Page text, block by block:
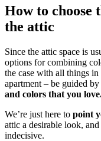
How to choose
the attic
Since the attic space is
options for combining
the case with all things
apartment – be guided by
and colors that you
We’re just here to point
attic a desirable look,
indecisive.